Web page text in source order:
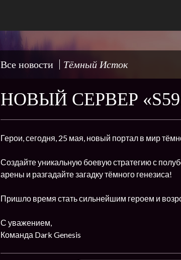
Все новости Тёмный Исток
НОВЫЙ СЕРВЕР
Герои, сегодня, 25 мая, новый портал в мир
Создайте уникальную боевую стратегию с
арены и разгадайте загадку тёмного генезиса!
Пришло время стать сильнейшим героем и
С уважением,
Команда Dark Genesis